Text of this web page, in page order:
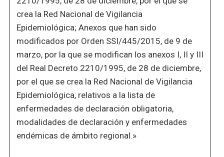
crea la Red Nacional de Vigilancia
Epidemiológica; Anexos que han sido
modificados por Orden SSI/445/2015, de 9 de
marzo, por la que se modifican los anexos I, II y III
del Real Decreto 2210/1995, de 28 de diciembre,
por el que se crea la Red Nacional de Vigilancia
Epidemiológica, relativos a la lista de
enfermedades de declaración obligatoria,
modalidades de declaración y enfermedades
endémicas de ámbito regional.»